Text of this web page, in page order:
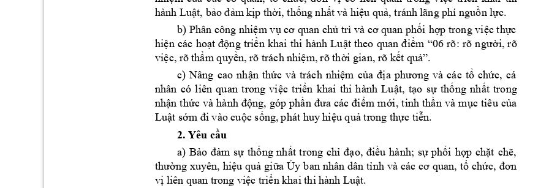
hành Luật, bảo đảm kịp thời, thống nhất và hiệu quả, tránh lãng phí nguồn lực.
b) Phân công nhiệm vụ cơ quan chủ trì và cơ quan phối hợp trong việc thực
hiện các hoạt động triển khai thi hành Luật theo quan điểm “06 rõ: rõ người, rõ
việc, rõ thẩm quyền, rõ trách nhiệm, rõ thời gian, rõ kết quả”.
c) Nâng cao nhận thức và trách nhiệm của địa phương và các tổ chức, cá
nhân có liên quan trong việc triển khai thi hành Luật, tạo sự thống nhất trong
nhận thức và hành động, góp phần đưa các điểm mới, tinh thần và mục tiêu của
Luật sớm đi vào cuộc sống, phát huy hiệu quả trong thực tiễn.
2. Yêu cầu
a) Bảo đảm sự thống nhất trong chỉ đạo, điều hành; sự phối hợp chặt chẽ,
thường xuyên, hiệu quả giữa Ủy ban nhân dân tỉnh và các cơ quan, tổ chức, đơn
vị liên quan trong việc triển khai thi hành Luật.